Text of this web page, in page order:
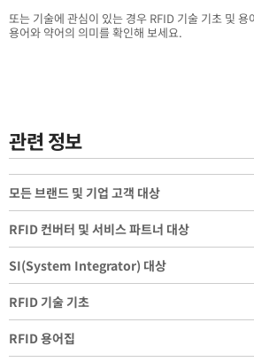
또는 기술에 관심이 있는 경우 RFID 기술 기초 및
용어와 약어의 의미를 확인해 보세요.
관련 정보
모든 브랜드 및 기업 고객 대상
RFID 컨버터 및 서비스 파트너 대상
SI(System Integrator) 대상
RFID 기술 기초
RFID 용어집